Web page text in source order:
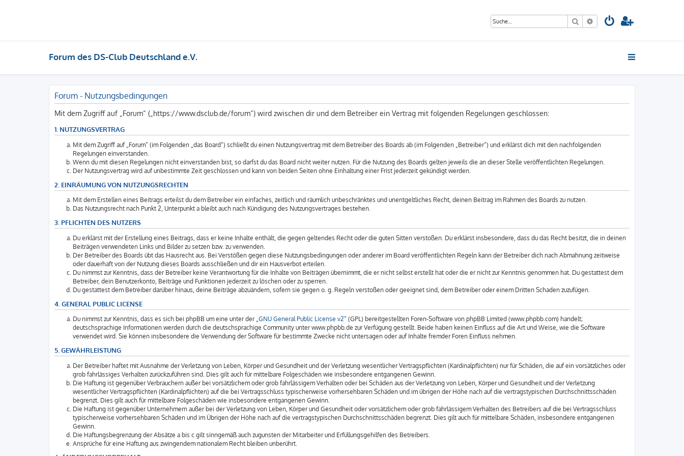
Suche Erweiterte Suche
Forum des DS-Club Deutschland e.V.
Forum - Nutzungsbedingungen
Mit dem Zugriff auf „Forum“ („https://www.dsclub.de/forum“) wird zwischen dir und dem Betreiber ein Vertrag mit folgenden Regelungen geschlossen:
1. NUTZUNGSVERTRAG
Mit dem Zugriff auf „Forum“ (im Folgenden „das Board“) schließt du einen Nutzungsvertrag mit dem Betreiber des Boards ab (im Folgenden „Betreiber“) und erklärst dich mit den nachfolgenden
Regelungen einverstanden.
Wenn du mit diesen Regelungen nicht einverstanden bist, so darfst du das Board nicht weiter nutzen. Für die Nutzung des Boards gelten jeweils die an dieser Stelle veröffentlichten Regelungen.
Der Nutzungsvertrag wird auf unbestimmte Zeit geschlossen und kann von beiden Seiten ohne Einhaltung einer Frist jederzeit gekündigt werden.
2. EINRÄUMUNG VON NUTZUNGSRECHTEN
Mit dem Erstellen eines Beitrags erteilst du dem Betreiber ein einfaches, zeitlich und räumlich unbeschränktes und unentgeltliches Recht, deinen Beitrag im Rahmen des Boards zu nutzen.
Das Nutzungsrecht nach Punkt 2, Unterpunkt a bleibt auch nach Kündigung des Nutzungsvertrages bestehen.
3. PFLICHTEN DES NUTZERS
Du erklärst mit der Erstellung eines Beitrags, dass er keine Inhalte enthält, die gegen geltendes Recht oder die guten Sitten verstoßen. Du erklärst insbesondere, dass du das Recht besitzt, die in deinen
Beiträgen verwendeten Links und Bilder zu setzen bzw. zu verwenden.
Der Betreiber des Boards übt das Hausrecht aus. Bei Verstößen gegen diese Nutzungsbedingungen oder anderer im Board veröffentlichten Regeln kann der Betreiber dich nach Abmahnung zeitweise
oder dauerhaft von der Nutzung dieses Boards ausschließen und dir ein Hausverbot erteilen.
Du nimmst zur Kenntnis, dass der Betreiber keine Verantwortung für die Inhalte von Beiträgen übernimmt, die er nicht selbst erstellt hat oder die er nicht zur Kenntnis genommen hat. Du gestattest dem
Betreiber, dein Benutzerkonto, Beiträge und Funktionen jederzeit zu löschen oder zu sperren.
Du gestattest dem Betreiber darüber hinaus, deine Beiträge abzuändern, sofern sie gegen o. g. Regeln verstoßen oder geeignet sind, dem Betreiber oder einem Dritten Schaden zuzufügen.
4. GENERAL PUBLIC LICENSE
Du nimmst zur Kenntnis, dass es sich bei phpBB um eine unter der „GNU General Public License v2“ (GPL) bereitgestellten Foren-Software von phpBB Limited (www.phpbb.com) handelt;
deutschsprachige Informationen werden durch die deutschsprachige Community unter www.phpbb.de zur Verfügung gestellt. Beide haben keinen Einfluss auf die Art und Weise, wie die Software
verwendet wird. Sie können insbesondere die Verwendung der Software für bestimmte Zwecke nicht untersagen oder auf Inhalte fremder Foren Einfluss nehmen.
5. GEWÄHRLEISTUNG
Der Betreiber haftet mit Ausnahme der Verletzung von Leben, Körper und Gesundheit und der Verletzung wesentlicher Vertragspflichten (Kardinalpflichten) nur für Schäden, die auf ein vorsätzliches oder
grob fahrlässiges Verhalten zurückzuführen sind. Dies gilt auch für mittelbare Folgeschäden wie insbesondere entgangenen Gewinn.
Die Haftung ist gegenüber Verbrauchern außer bei vorsätzlichem oder grob fahrlässigem Verhalten oder bei Schäden aus der Verletzung von Leben, Körper und Gesundheit und der Verletzung
wesentlicher Vertragspflichten (Kardinalpflichten) auf die bei Vertragsschluss typischerweise vorhersehbaren Schäden und im übrigen der Höhe nach auf die vertragstypischen Durchschnittsschäden
begrenzt. Dies gilt auch für mittelbare Folgeschäden wie insbesondere entgangenen Gewinn.
Die Haftung ist gegenüber Unternehmern außer bei der Verletzung von Leben, Körper und Gesundheit oder vorsätzlichem oder grob fahrlässigem Verhalten des Betreibers auf die bei Vertragsschluss
typischerweise vorhersehbaren Schäden und im Übrigen der Höhe nach auf die vertragstypischen Durchschnittsschäden begrenzt. Dies gilt auch für mittelbare Schäden, insbesondere entgangenen
Gewinn.
Die Haftungsbegrenzung der Absätze a bis c gilt sinngemäß auch zugunsten der Mitarbeiter und Erfüllungsgehilfen des Betreibers.
Ansprüche für eine Haftung aus zwingendem nationalem Recht bleiben unberührt.